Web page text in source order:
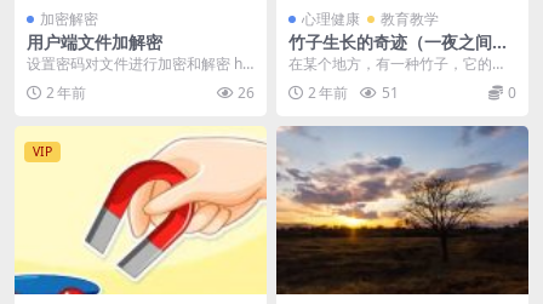
加密解密
用户端文件加解密
设置密码对文件进行加密和解密 htt
ps://hatsh.bye123.com/
2 年前 26
心理健康 教育教学
竹子生长的奇迹（一夜之间几
十米）
在某个地方，有一种竹子，它的生
长方式与其他植物大相径庭。在种
下竹子种子后的前几年...
2 年前 51 0
VIP